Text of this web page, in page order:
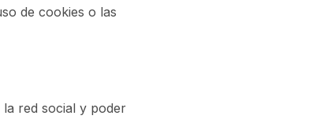
de cookies o las
la red social y poder